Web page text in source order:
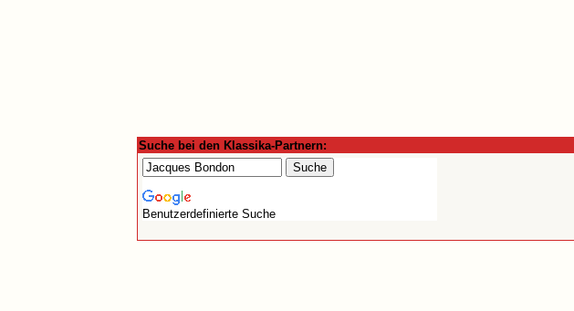
Suche bei den Klassika-Partnern:
Benutzerdefinierte Suche